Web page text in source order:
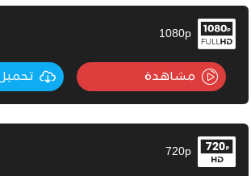
1080p
مشاهدة
720p